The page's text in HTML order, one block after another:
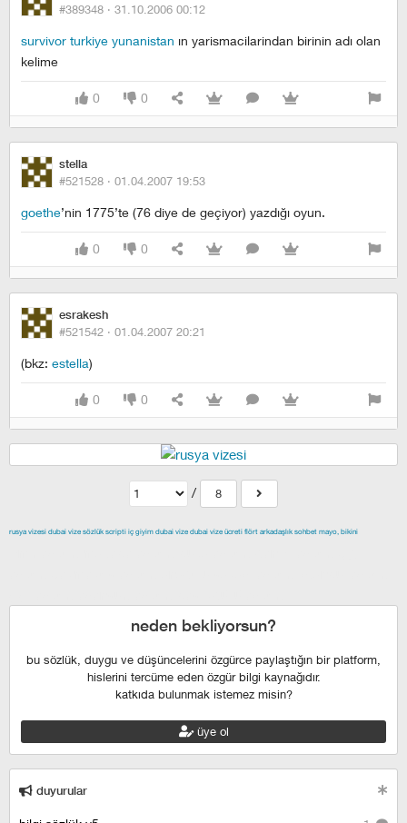
#389348 · 31.10.2006 00:12
survivor turkiye yunanistan ın yarismacilarindan birinin adı olan
kelime
0 0
stella
#521528 · 01.04.2007 19:53
goethe’nin 1775’te (76 diye de geçiyor) yazdığı oyun.
0 0
esrakesh
#521542 · 01.04.2007 20:21
(bkz: estella)
0 0
/ 8
rusya vizesi dubai vize sözlük scripti iç giyim dubai vize dubai vize ücreti flört arkadaşlık sohbet mayo, bikini
neden bekliyorsun?
bu sözlük, duygu ve düşüncelerini özgürce paylaştığın bir platform,
hislerini tercüme eden özgür bilgi kaynağıdır.
katkıda bulunmak istemez misin?
üye ol
duyurular